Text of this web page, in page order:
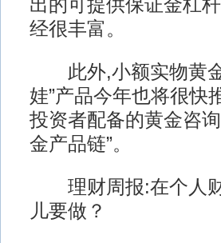
出的可提供保证金杠
经很丰富。
此外,小额实物黄金
娃”产品今年也将很快
投资者配备的黄金咨
金产品链”。
理财周报:在个人财
儿要做？